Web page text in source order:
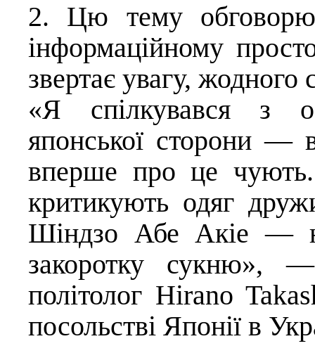
2. Цю тему
інформаційному
звертає увагу, жодного
«Я спілкувався з
японської сторони —
вперше про це чують.
критикують одяг
Шіндзо Абе Акіе —
закоротку сукню»,
політолог Hirano
посольстві Японії в